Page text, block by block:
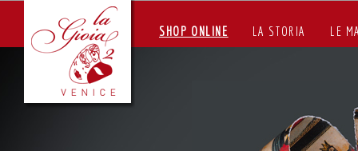
SHOP ONLINE LA STORIA LE